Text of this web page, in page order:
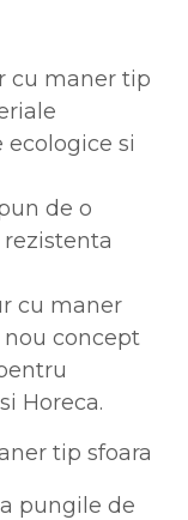
cu maner tip
si
de o
cu maner
concept
Horeca.
tip sfoara
pungile de